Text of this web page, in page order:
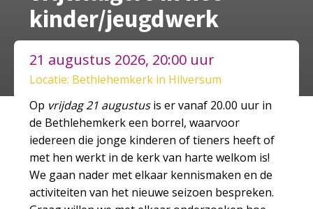
kinder/jeugdwerk
21 augustus 2026, 20:00 uur
Locatie: Bethlehemkerk in Hilversum
Op vrijdag 21 augustusis er vanaf 20.00 uur in
de Bethlehemkerk een borrel, waarvoor
iedereen die jonge kinderen of tieners heeft of
met hen werkt in de kerk van harte welkom is!
We gaan nader met elkaar kennismaken en de
activiteiten van het nieuwe seizoen bespreken.